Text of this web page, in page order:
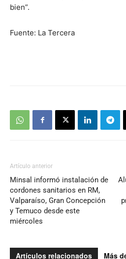
bien”.
Fuente: La Tercera
Artículo anterior
Minsal informó instalación de
cordones sanitarios en RM,
Valparaíso, Gran Concepción
y Temuco desde este
miércoles
Artículos relacionados Más